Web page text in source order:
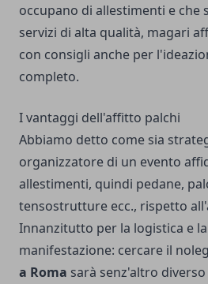
occupano di allestimenti e
servizi di alta qualità, magari
con consigli anche per
completo.
I vantaggi dell'affitto palchi
Abbiamo detto come sia
organizzatore di un evento
allestimenti, quindi pedane,
tensostrutture ecc., rispetto
Innanzitutto per la logistica e
manifestazione: cercare il
a Roma sarà senz'altro